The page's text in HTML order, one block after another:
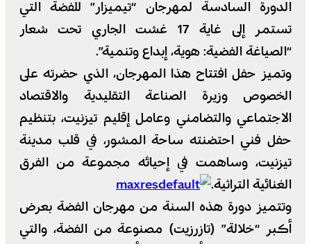
الدورة السادسة لمهرجان “تيميزار” للفضة التي
تستمر إلى غاية 17 غشت الجاري تحت شعار
“الصياغة الفضية: هوية، إبداع وتنمية”.
وتميز حفل افتتاح هذا المهرجان، الذي حضرته على
الخصوص وزيرة الصناعة التقليدية والاقتصاد
الاجتماعي والتضامني وعامل إقليم تيزنيت، بتنظيم
حفل فني احتضنته ساحة المشور، في قلب مدينة
تيزنيت، وساهمت في إحيائه مجموعة من الفرق
الغنائية التراثية.
وتتميز دورة هذه السنة من مهرجان الفضة بعرض
أكبر “خلالة” (تازرزيت) مصنوعة من الفضة، والتي